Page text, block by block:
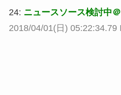
24: ニュースソース検討中
2018/04/01(日) 05:22:34.79